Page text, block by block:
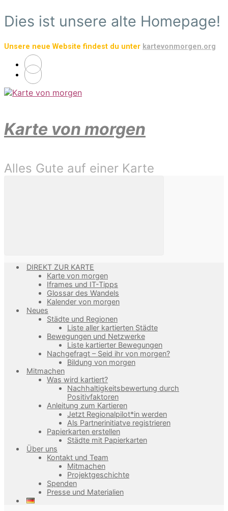
Zum
Hauptinhalt
Dies ist unsere alte Homepage!
Unsere neue Website findest du unter kartevonmorgen.org
Karte von morgen
Alles Gute auf einer Karte
DIREKT ZUR KARTE
Karte von morgen
Iframes und IT-Tipps
Glossar des Wandels
Kalender von morgen
Neues
Städte und Regionen
Liste aller kartierten Städte
Bewegungen und Netzwerke
Liste kartierter Bewegungen
Nachgefragt – Seid ihr von morgen?
Bildung von morgen
Mitmachen
Was wird kartiert?
Nachhaltigkeitsbewertung durch
Positivfaktoren
Anleitung zum Kartieren
Jetzt Regionalpilot*in werden
Als Partnerinitiatve registrieren
Papierkarten erstellen
Städte mit Papierkarten
Über uns
Kontakt und Team
Mitmachen
Projektgeschichte
Spenden
Presse und Materialien